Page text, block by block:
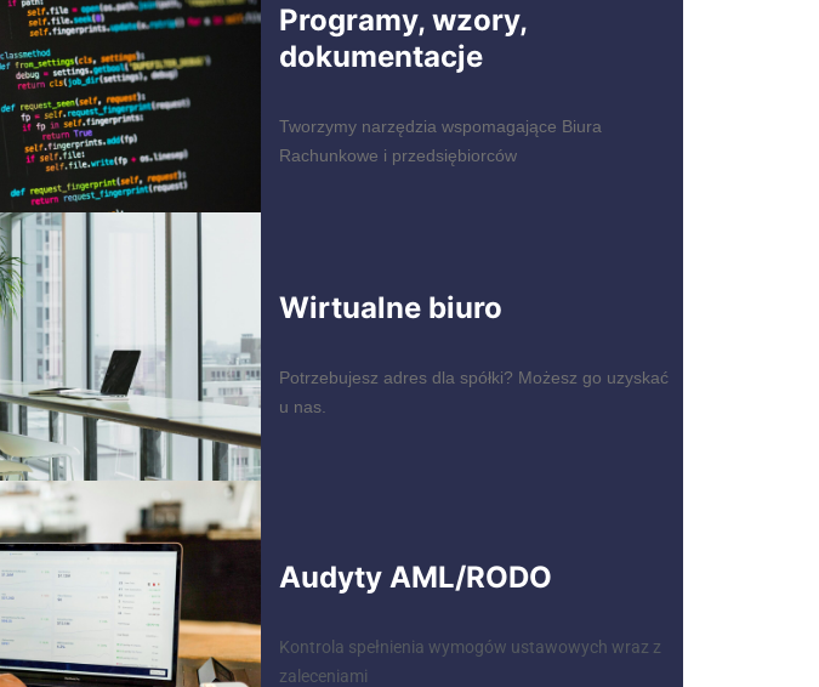
Programy, wzory,
dokumentacje
Tworzymy narzędzia wspomagające Biura
Rachunkowe i przedsiębiorców
Wirtualne biuro
Potrzebujesz adres dla spółki? Możesz go uzyskać
u nas.
Audyty AML/RODO
Kontrola spełnienia wymogów ustawowych wraz z
zaleceniami